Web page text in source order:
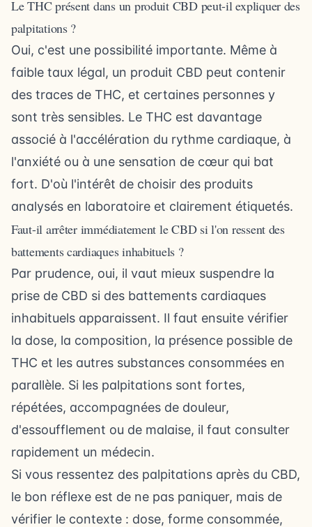
Le THC présent dans un produit CBD peut-il expliquer des
palpitations ?
Oui, c'est une possibilité importante. Même à
faible taux légal, un produit CBD peut contenir
des traces de THC, et certaines personnes y
sont très sensibles. Le THC est davantage
associé à l'accélération du rythme cardiaque, à
l'anxiété ou à une sensation de cœur qui bat
fort. D'où l'intérêt de choisir des produits
analysés en laboratoire et clairement étiquetés.
Faut-il arrêter immédiatement le CBD si l'on ressent des
battements cardiaques inhabituels ?
Par prudence, oui, il vaut mieux suspendre la
prise de CBD si des battements cardiaques
inhabituels apparaissent. Il faut ensuite vérifier
la dose, la composition, la présence possible de
THC et les autres substances consommées en
parallèle. Si les palpitations sont fortes,
répétées, accompagnées de douleur,
d'essoufflement ou de malaise, il faut consulter
rapidement un médecin.
Si vous ressentez des palpitations après du CBD,
le bon réflexe est de ne pas paniquer, mais de
vérifier le contexte : dose, forme consommée,